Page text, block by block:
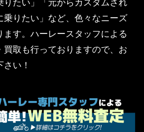
りたい」「元からカスタムされ
乗りたい」など、色々なニーズ
ます。ハーレースタッフによる
買取も行っておりますので、お
い！